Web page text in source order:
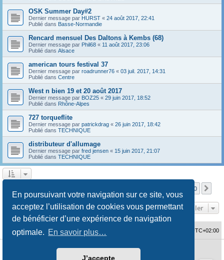
En poursuivant votre navigation sur ce site, vous
acceptez l’utilisation de cookies vous permettant
de bénéficier d’une expérience de navigation
optimale. En savoir plus…
J’accepte
OSK Summer Day#2
Dernier message par HURST « 24 août 2017, 22:41
Publié dans Basse-Normandie
Rencard mensuel Des Daltons à Kembs (68)
Dernier message par Phil68 « 11 août 2017, 23:06
Publié dans Alsace
american tours festival 37
Dernier message par roadrunner76 « 03 juil. 2017, 14:31
Publié dans Centre
West n bien 19 et 20 août 2017
Dernier message par BOZ25 « 29 juin 2017, 18:52
Publié dans Rhône-Alpes
727 torqueflite
Dernier message par patrickdrag « 26 juin 2017, 18:42
Publié dans TECHNIQUE
distributeur d'allumage
Dernier message par fred jensen « 15 juin 2017, 21:07
Publié dans TECHNIQUE
10
Aller
Accueil du forum UTC+02:00
Développé parphpBB® Forum Software © phpBB Limited
Traduction française officielle